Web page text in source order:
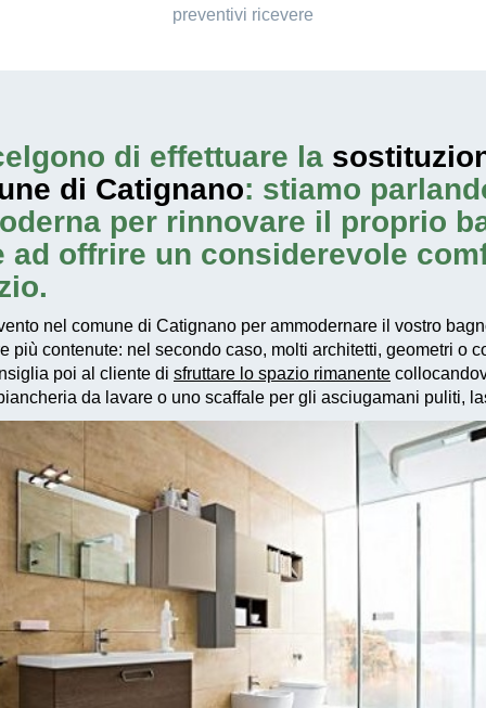
preventivi ricevere
di effettuare la
di Catignano: stiamo
per rinnovare il proprio
ad offrire un considerevole
nel comune di Catignano per ammodernare il vostro
più contenute: nel secondo caso, molti architetti, geometri o
poi al cliente di sfruttare lo spazio rimanente
da lavare o uno scaffale per gli asciugamani puliti,